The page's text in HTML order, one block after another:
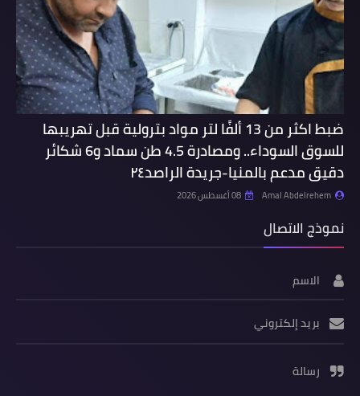
ضبط اكثر من 13 ألفًا لتر مواد بترولية قبل تهريبها
للسوق السوداء.. ومصادرة 4.5 طن سماد و6 شكائر
دقيق مدعم بالمنيا-جريدة الراصد٢٤
Amal Abdelrehem 08 أغسطس 2026
نموذج الاتصال
الاسم
بريد إلكتروني
رسالة